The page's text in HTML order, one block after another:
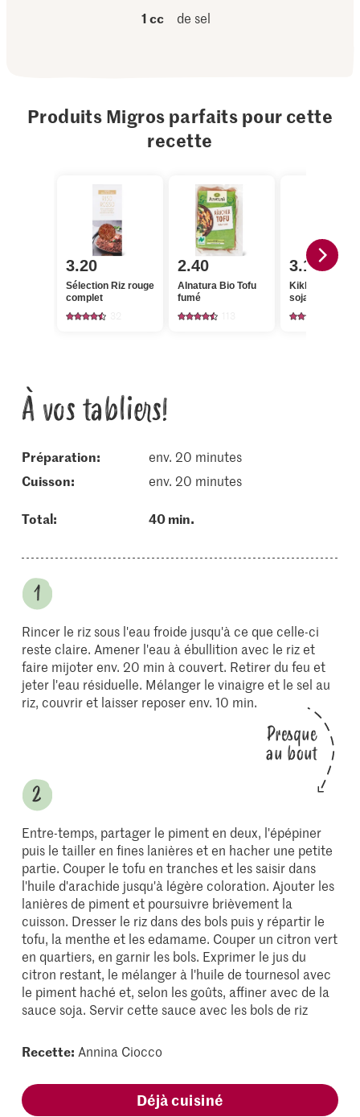
1 cc
de sel
Produits Migros parfaits pour cette
recette
3.20
Sélection Riz rouge
complet
2.40
Alnatura Bio Tofu
fumé
3.15
Kikkoman
soja
À vos tabliers!
Préparation:
env. 20 minutes
cuisson:
env. 20 minutes
Total: 40 min.
Rincer le riz sous l'eau froide jusqu'à ce que celle-ci
reste claire. Amener l'eau à ébullition avec le riz et
faire mijoter env. 20 min à couvert. Retirer du feu et
jeter l'eau résiduelle. Mélanger le vinaigre et le sel au
riz, couvrir et laisser reposer env. 10 min.
Presque
au bout
Entre-temps, partager le piment en deux, l'épépiner
puis le tailler en fines lanières et en hacher une petite
partie. Couper le tofu en tranches et les saisir dans
l'huile d'arachide jusqu'à légère coloration. Ajouter les
lanières de piment et poursuivre brièvement la
cuisson. Dresser le riz dans des bols puis y répartir le
tofu, la menthe et les edamame. Couper un citron vert
en quartiers, en garnir les bols. Exprimer le jus du
citron restant, le mélanger à l'huile de tournesol avec
le piment haché et, selon les goûts, affiner avec de la
sauce soja. Servir cette sauce avec les bols de riz
Recette: Annina Ciocco
Déjà cuisiné